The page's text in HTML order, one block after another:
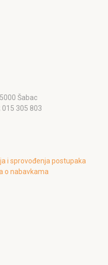
Šabac
015 305 803
i sprovođenja postupaka
o nabavkama